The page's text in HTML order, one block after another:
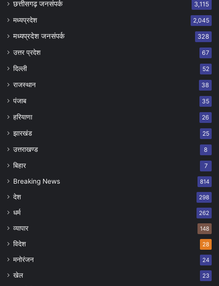
छत्तीसगढ़ जनसंपर्क 3,115
मध्यप्रदेश 2,045
मध्यप्रदेश जनसंपर्क 328
उत्तर प्रदेश 67
दिल्ली 52
राजस्थान 38
पंजाब 35
हरियाणा 26
झारखंड 25
उत्तराखण्ड 8
बिहार 7
Breaking News 814
देश 298
धर्म 262
व्यापार 148
विदेश 28
मनोरंजन 24
खेल 23